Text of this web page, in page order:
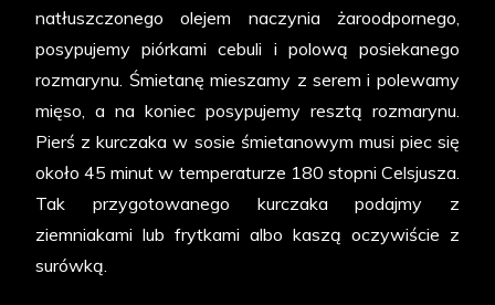
natłuszczonego olejem naczynia żaroodpornego,
posypujemy piórkami cebuli i polową posiekanego
rozmarynu. Śmietanę mieszamy z serem i polewamy
mięso, a na koniec posypujemy resztą rozmarynu.
Pierś z kurczaka w sosie śmietanowym musi piec się
około 45 minut w temperaturze 180 stopni Celsjusza.
Tak przygotowanego kurczaka podajmy z
ziemniakami lub frytkami albo kaszą oczywiście z
surówką.